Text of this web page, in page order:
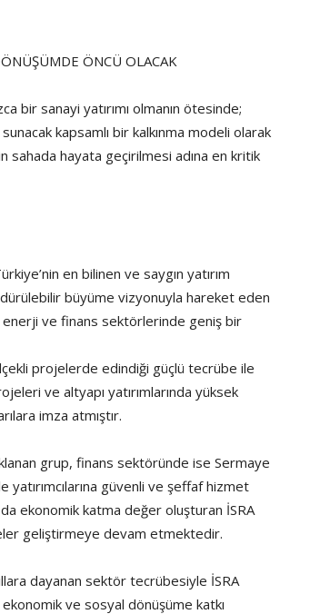
ÖNCÜ OLACAK
bir sanayi yatırımı olmanın ötesinde;
kapsamlı bir kalkınma modeli olarak
sahada hayata geçirilmesi adına en kritik
en bilinen ve saygın yatırım
büyüme vizyonuyla hareket eden
ve finans sektörlerinde geniş bir
projelerde edindiği güçlü tecrübe ile
ve altyapı yatırımlarında yüksek
imza atmıştır.
grup, finans sektöründe ise Sermaye
güvenli ve şeffaf hizmet
ekonomik katma değer oluşturan İSRA
geliştirmeye devam etmektedir.
dayanan sektör tecrübesiyle İSRA
ve sosyal dönüşüme katkı